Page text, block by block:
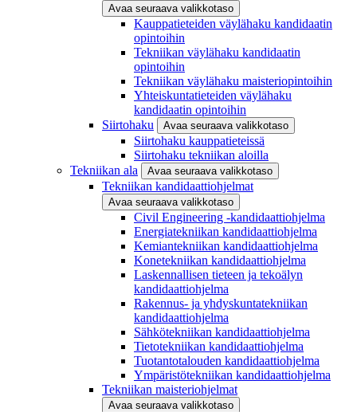
Avaa seuraava valikkotaso
Kauppatieteiden väylähaku kandidaatin
opintoihin
Tekniikan väylähaku kandidaatin
opintoihin
Tekniikan väylähaku maisteriopintoihin
Yhteiskuntatieteiden väylähaku
kandidaatin opintoihin
Siirtohaku
Avaa seuraava valikkotaso
Siirtohaku kauppatieteissä
Siirtohaku tekniikan aloilla
Tekniikan ala
Avaa seuraava valikkotaso
Tekniikan kandidaattiohjelmat
Avaa seuraava valikkotaso
Civil Engineering -kandidaattiohjelma
Energiatekniikan kandidaattiohjelma
Kemiantekniikan kandidaattiohjelma
Konetekniikan kandidaattiohjelma
Laskennallisen tieteen ja tekoälyn
kandidaattiohjelma
Rakennus- ja yhdyskuntatekniikan
kandidaattiohjelma
Sähkötekniikan kandidaattiohjelma
Tietotekniikan kandidaattiohjelma
Tuotantotalouden kandidaattiohjelma
Ympäristötekniikan kandidaattiohjelma
Tekniikan maisteriohjelmat
Avaa seuraava valikkotaso